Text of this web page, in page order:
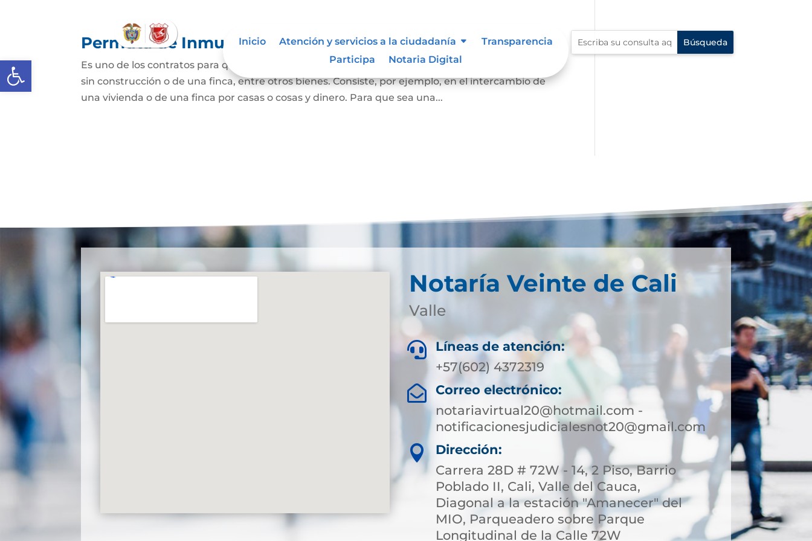
Abrir barra de herramientas
Inicio Atención y servicios a la ciudadanía
Transparencia
Participa
Notaria Digital
Permuta de Inmuebles
Es uno de los contratos para que una persona se convierta en propietaria de una vivienda, lote
sin construcción o de una finca, entre otros bienes. Consiste, por ejemplo, en el intercambio de
una vivienda o de una finca por casas o cosas y dinero. Para que sea una...
Notaría Veinte de Cali
Valle

Líneas de atención:
+57(602) 4372319

Correo electrónico:
notariavirtual20@hotmail.com -
notificacionesjudicialesnot20@gmail.com

Dirección:
Carrera 28D # 72W - 14, 2 Piso, Barrio
Poblado II, Cali, Valle del Cauca,
Diagonal a la estación "Amanecer" del
MIO, Parqueadero sobre Parque
Longitudinal de la Calle 72W